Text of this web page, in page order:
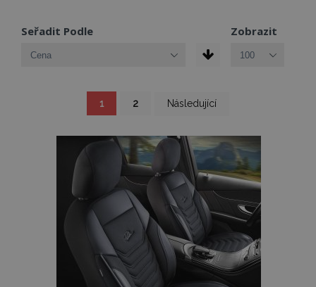
Seřadit Podle Zobrazit
si
prohlížíte
1 2 Následující